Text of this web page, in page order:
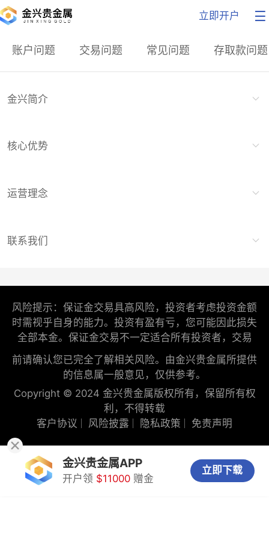
立即开户
账户问题 交易问题 常见问题 存取款问题
金兴简介
核心优势
运营理念
联系我们
风险提示：保证金交易具高风险，投资者考虑投资金额
时需视乎自身的能力。投资有盈有亏，您可能因此损失
全部本金。保证金交易不一定适合所有投资者，交易
前请确认您已完全了解相关风险。由金兴贵金属所提供
的信息属一般意见，仅供参考。
Copyright © 2024 金兴贵金属版权所有，保留所有权
利，不得转载
客户协议
风险披露 隐私政策 免责声明
金兴贵金属APP
开户领 $11000 赠金
立即下载